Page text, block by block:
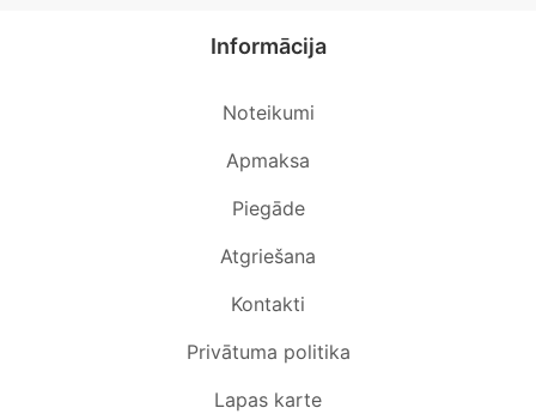
Informācija
Noteikumi
Apmaksa
Piegāde
Atgriešana
Kontakti
Privātuma politika
Lapas karte